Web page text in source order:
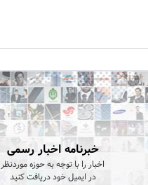
خبرنامه اخبار رسمی
اخبار را با توجه به حوزه موردنظر
در ایمیل خود دریافت کنید